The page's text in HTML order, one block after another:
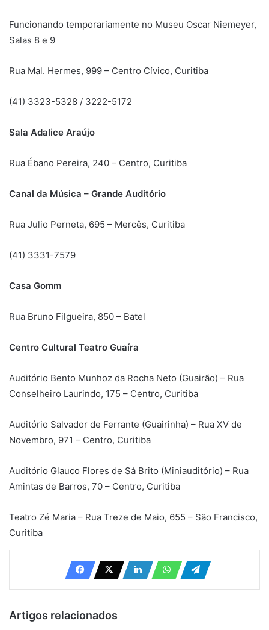
Funcionando temporariamente no Museu Oscar Niemeyer,
Salas 8 e 9
Rua Mal. Hermes, 999 – Centro Cívico, Curitiba
(41) 3323-5328 / 3222-5172
Sala Adalice Araújo
Rua Ébano Pereira, 240 – Centro, Curitiba
Canal da Música – Grande Auditório
Rua Julio Perneta, 695 – Mercês, Curitiba
(41) 3331-7579
Casa Gomm
Rua Bruno Filgueira, 850 – Batel
Centro Cultural Teatro Guaíra
Auditório Bento Munhoz da Rocha Neto (Guairão) – Rua
Conselheiro Laurindo, 175 – Centro, Curitiba
Auditório Salvador de Ferrante (Guairinha) – Rua XV de
Novembro, 971 – Centro, Curitiba
Auditório Glauco Flores de Sá Brito (Miniauditório) – Rua
Amintas de Barros, 70 – Centro, Curitiba
Teatro Zé Maria – Rua Treze de Maio, 655 – São Francisco,
Curitiba
Artigos relacionados